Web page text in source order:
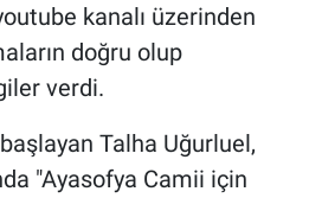
kanalı üzerinden
doğru olup
verdi.
Talha Uğurluel,
"Ayasofya Camii için